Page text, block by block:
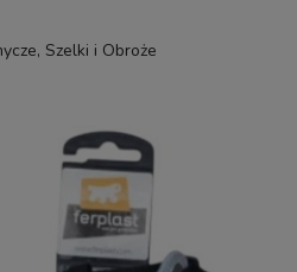
Szelki i Obroże